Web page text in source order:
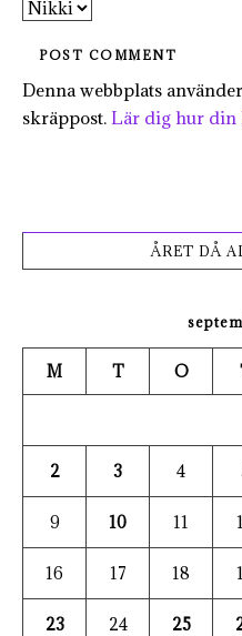
Denna webbplats
skräppost. Lär dig hur din
ÅRET DÅ
M T O
2 3 4
9 10 11
16 17 18
23 24 25